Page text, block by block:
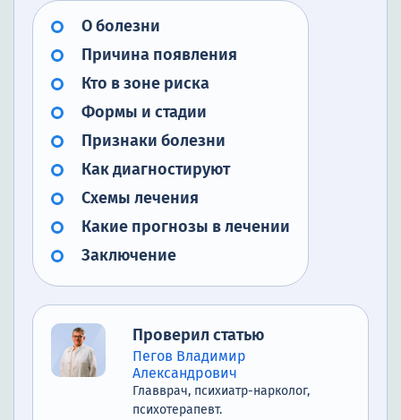
О болезни
Причина появления
Кто в зоне риска
Формы и стадии
Признаки болезни
Как диагностируют
Схемы лечения
Какие прогнозы в лечении
Заключение
Проверил статью
Пегов Владимир
Александрович
Главврач, психиатр-нарколог,
психотерапевт.